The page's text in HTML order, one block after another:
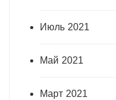
Июль 2021
Май 2021
Март 2021